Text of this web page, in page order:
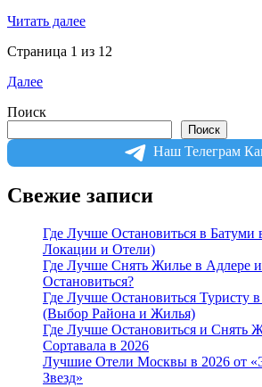
Читать далее
Страница 1 из 12
Далее
Поиск
Поиск
Наш Телеграм
Свежие записи
Где Лучше Остановиться в Батуми
Локации и Отели)
Где Лучше Снять Жилье в Адлере
Остановиться?
Где Лучше Остановиться Туристу
(Выбор Района и Жилья)
Где Лучше Остановиться и Снять
Сортавала в 2026
Лучшие Отели Москвы в 2026 от
Звезд»